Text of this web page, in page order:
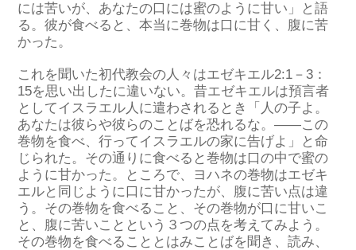
には苦いが、あなたの口には蜜のように甘い」と語
る。彼が食べると、本当に巻物は口に甘 く、 腹に苦
かった。
これを聞いた初代教会の人々はエゼキエル2:1－3：
15を思い出したに違いない。昔エゼキエルは預言者
としてイスラエル人に遣わされるとき
「 人の子よ。
あなたは彼らや彼らのことばを恐れるな。――この
巻物を食べ、行ってイスラエルの家に告げよ 」と命
じられた。 その通りに食べると巻物は口の中で蜜の
ように甘かった。ところで、ヨハネの巻物はエゼキ
エルと 同じように口 に甘かったが、 腹に苦い点は違
う 。 その巻物を食べること、その巻物が口に甘いこ
と、腹に苦いこと という３つの点を考えてみよう 。
その巻物を食べることとはみことばを聞き、読み、